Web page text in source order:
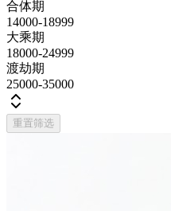
合体期
14000-18999
大乘期
18000-24999
渡劫期
25000-35000
重置筛选